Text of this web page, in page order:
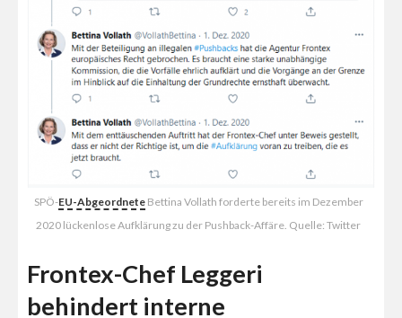
SPÖ-EU-AbgeordneteBettina Vollath forderte bereits im Dezember
2020 lückenlose Aufklärung zu der Pushback-Affäre. Quelle: Twitter
Frontex-Chef Leggeri
behindert interne